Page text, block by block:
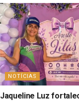
NOTÍCIAS
Jaqueline Luz